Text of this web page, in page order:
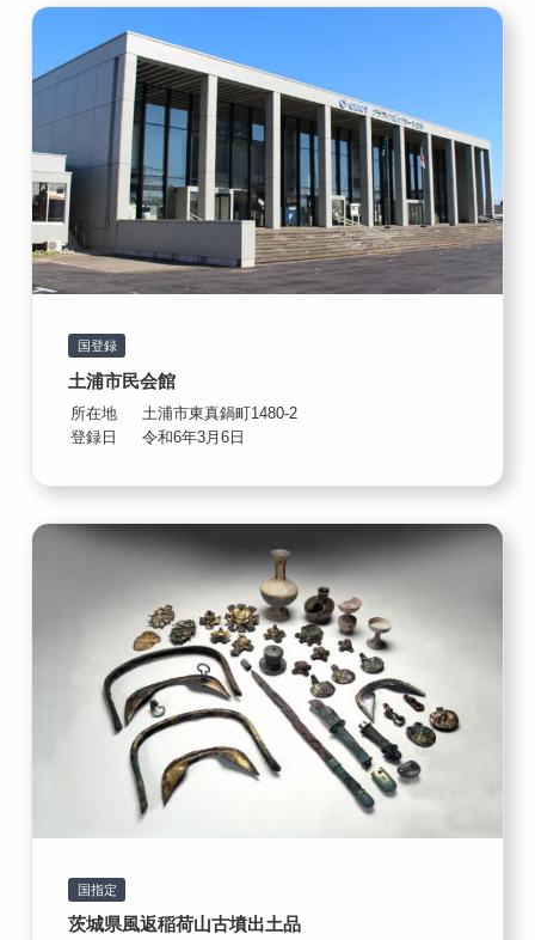
国登録
土浦市民会館
所在地
土浦市東真鍋町1480-2
登録日
令和6年3月6日
国指定
茨城県風返稲荷山古墳出土品